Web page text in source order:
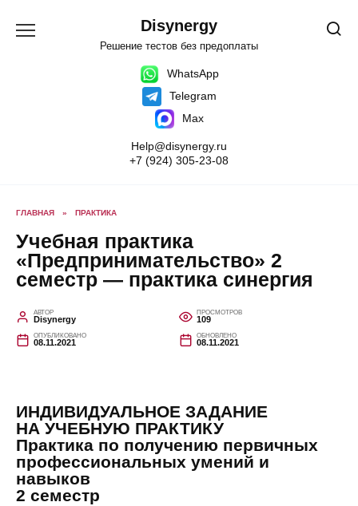
содержанию
Disynergy
Решение тестов без предоплаты
WhatsApp
Telegram
Max
Help@disynergy.ru
+7 (924) 305-23-08
ГЛАВНАЯ » ПРАКТИКА
Учебная практика
«Предпринимательство» 2
семестр — практика синергия
АВТОР
Disynergy
ПРОСМОТРОВ
109
ОПУБЛИКОВАНО
08.11.2021
ОБНОВЛЕНО
08.11.2021
ИНДИВИДУАЛЬНОЕ ЗАДАНИЕ
НА УЧЕБНУЮ ПРАКТИКУ
Практика по получению первичных
профессиональных умений и
навыков
2 семестр